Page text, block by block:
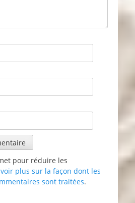
pour réduire les
plus sur la façon dont les
sont traitées.